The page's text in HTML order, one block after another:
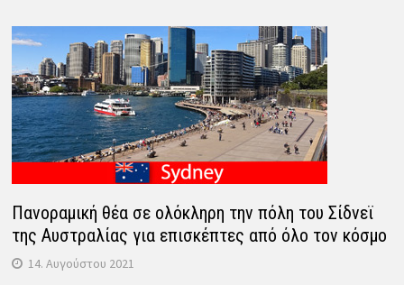
Πανοραμική θέα σε ολόκληρη την πόλη του Σίδνεϊ
της Αυστραλίας για επισκέπτες από όλο τον κόσμο
14. Αυγούστου 2021